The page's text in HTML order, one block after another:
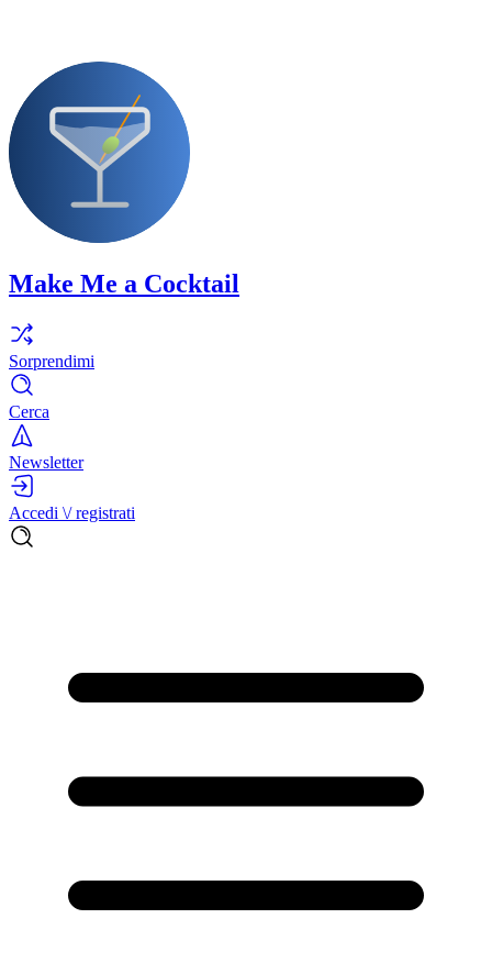
Make Me a Cocktail
Sorprendimi
Cerca
Newsletter
Accedi \/ registrati